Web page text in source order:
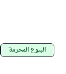
البيوع المحرمة